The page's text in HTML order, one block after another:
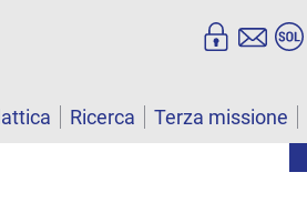
Ricerca Terza missione